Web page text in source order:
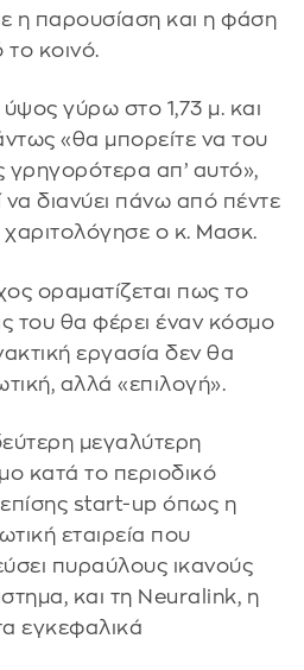
η παρουσίαση και η φάση
κοινό.
γύρω στο 1,73 μ. και
«θα μπορείτε να του
γρηγορότερα απ’ αυτό»,
διανύει πάνω από πέντε
χαριτολόγησε ο κ. Μασκ.
οραματίζεται πως το
του θα φέρει έναν κόσμο
εργασία δεν θα
αλλά «επιλογή».
μεγαλύτερη
κατά το περιοδικό
επίσης start-up όπως η
εταιρεία που
πυραύλους ικανούς
και τη Neuralink, η
εγκεφαλικά